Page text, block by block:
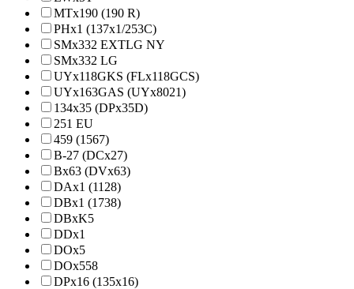
MTx190 (190 R)
PHx1 (137x1/253C)
SMx332 EXTLG NY
SMx332 LG
UYx118GKS (FLx118GCS)
UYx163GAS (UYx8021)
134x35 (DPx35D)
251 EU
459 (1567)
B-27 (DCx27)
Bx63 (DVx63)
DAx1 (1128)
DBx1 (1738)
DBxK5
DDx1
DOx5
DOx558
DPx16 (135х16)